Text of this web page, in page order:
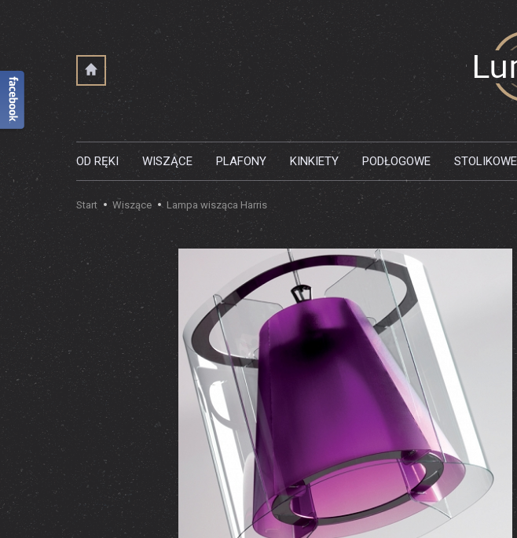
OD RĘKI WISZĄCE PLAFONY KINKIETY PODŁOGOWE STOLIKOWE
Start Wiszące Lampa wisząca Harris